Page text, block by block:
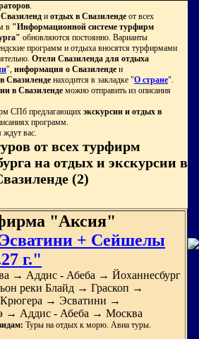
.
и отдых в Свазиленде от всех
в "Информационной системе турфирм
обновляются постоянно. Варианты
программ и отдыха вносятся турфирмами
Отели Свазиленда для отдыха
", информация о Свазиленде и
Свазиленде находится в закладке "О стране".
в Свазиленде можно отправить из описания
СПб предлагающих экскурсии и отдых в
программ.
ждут вас.
от всех турфирм
на отдых и экскурсии в
(2)
"Аксия"
+ Сейшелы
г."
→ Аддис - Абеба → Йоханнесбург
реки Блайд → Граскоп →
→ Эсватини →
→ Аддис - Абеба → Москва
Туры на отдых к морю. Авиа туры.